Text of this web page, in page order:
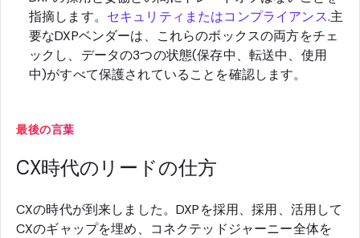
指摘します。 セキュリティまたはコンプライアンス.主
要なDXPベンダーは、これらのボックスの両方をチェ
ックし、データの3つの状態(保存中、転送中、使用
中)がすべて保護されていることを確認します。
最後の言葉
CX時代のリードの仕方
CXの時代が到来しました。DXPを採用、採用、活用して
CXのギャップを埋め、コネクテッドジャーニー全体を